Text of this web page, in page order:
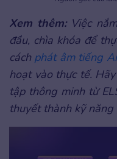
Xem thêm:Việc
đầu, chìa khóa để
cách phát âm tiếng
hoạt vào thực tế.
tập thông minh từ
thuyết thành kỹ